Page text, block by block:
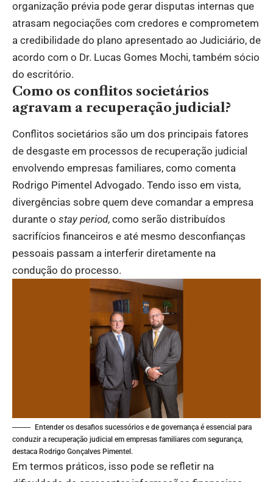
organização prévia pode gerar disputas internas que
atrasam negociações com credores e comprometem
a credibilidade do plano apresentado ao Judiciário, de
acordo com o Dr. Lucas Gomes Mochi, também sócio
do escritório.
Como os conflitos societários
agravam a recuperação judicial?
Conflitos societários são um dos principais fatores
de desgaste em processos de recuperação judicial
envolvendo empresas familiares, como comenta
Rodrigo Pimentel Advogado. Tendo isso em vista,
divergências sobre quem deve comandar a empresa
durante o stay period, como serão distribuídos
sacrifícios financeiros e até mesmo desconfianças
pessoais passam a interferir diretamente na
condução do processo.
Entender os desafios sucessórios e de governança é essencial para
conduzir a recuperação judicial em empresas familiares com segurança,
destaca Rodrigo Gonçalves Pimentel.
Em termos práticos, isso pode se refletir na